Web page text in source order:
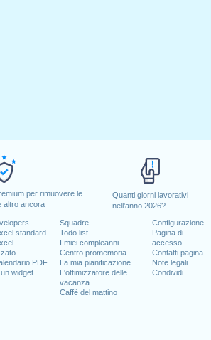
per rimuovere le
altro ancora
Quanti giorni lavorativi
nell'anno 2026?
standard
PDF
widget
Squadre
Todo list
I miei compleanni
Centro promemoria
La mia pianificazione
L'ottimizzatore delle
vacanza
Caffè del mattino
Configurazione
Pagina di
accesso
Contatti pagina
Note legali
Condividi